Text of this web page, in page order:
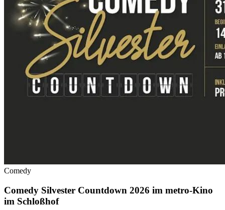
Comedy
Comedy Silvester Countdown 2026 im metro-Kino
im Schloßhof